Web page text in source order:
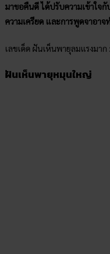
มาขอคืนดี ได้ปรับความเข้าใจ
ความเครียด และการพูดจาอา
เลขเด็ด ฝันเห็นพายุลมแรงมาก :
ฝันเห็นพายุหมุนใหญ่